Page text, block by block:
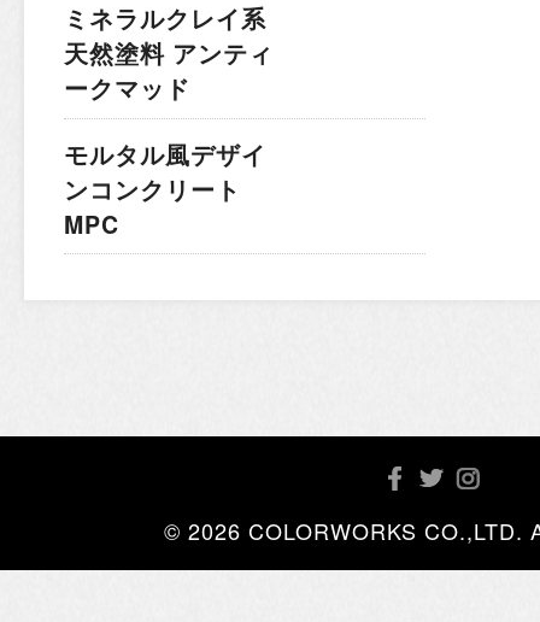
ミネラルクレイ系
天然塗料 アンティ
ークマッド
モルタル風デザイ
ンコンクリート
MPC
© 2026 COLORWORKS CO.,LTD.